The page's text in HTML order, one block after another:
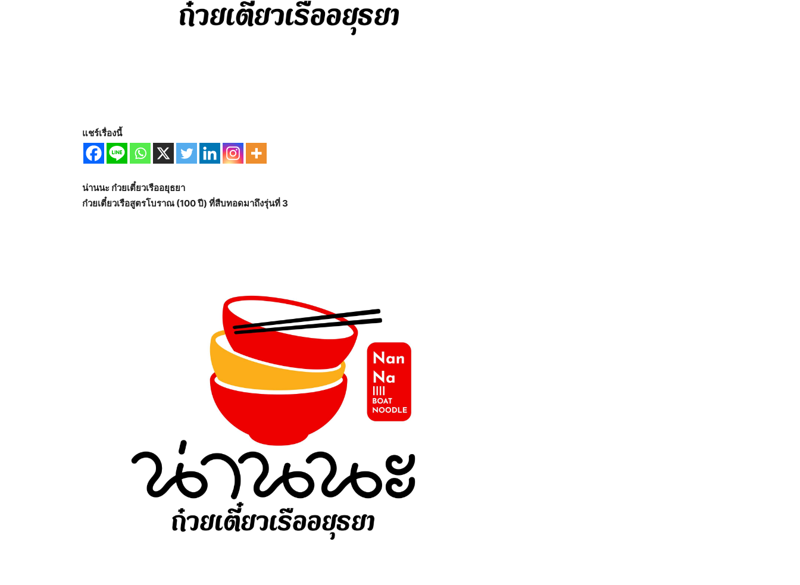
แชร์เรื่องนี้
น่านนะ ก๋วยเตี๋ยวเรืออยุธยา
ก๋วยเตี๋ยวเรือสูตรโบราณ (100 ปี) ที่สืบทอดมาถึงรุ่นที่ 3